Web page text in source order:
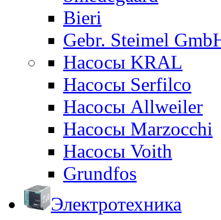
Bieri
Gebr. Steimel
Насосы KRAL
Насосы Serfilco
Насосы Allweiler
Насосы Marzocchi
Насосы Voith
Grundfos
Электротехника